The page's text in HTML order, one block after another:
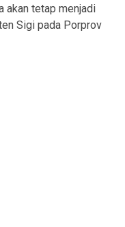
akan tetap menjadi
Sigi pada Porprov